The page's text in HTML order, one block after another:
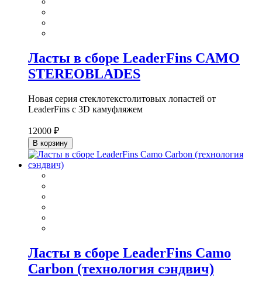
Ласты в сборе LeaderFins CAMO
STEREOBLADES
Новая серия стеклотекстолитовых лопастей от
LeaderFins с 3D камуфляжем
12000 ₽
В корзину
Ласты в сборе LeaderFins Camo
Carbon (технология сэндвич)